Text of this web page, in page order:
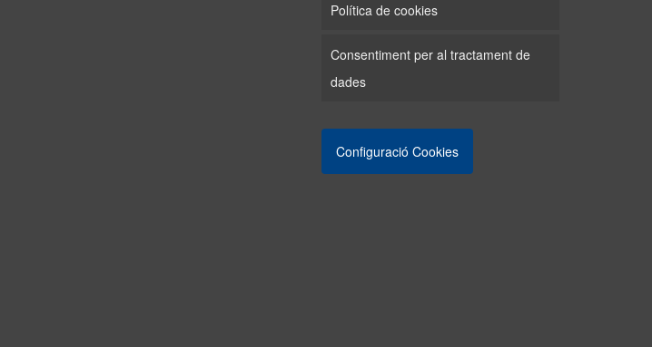
Política de cookies
Consentiment per al tractament de
dades
Configuració Cookies